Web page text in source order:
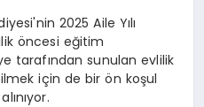
2025 Aile Yılı
öncesi eğitim
tarafından sunulan evlilik
için de bir ön koşul